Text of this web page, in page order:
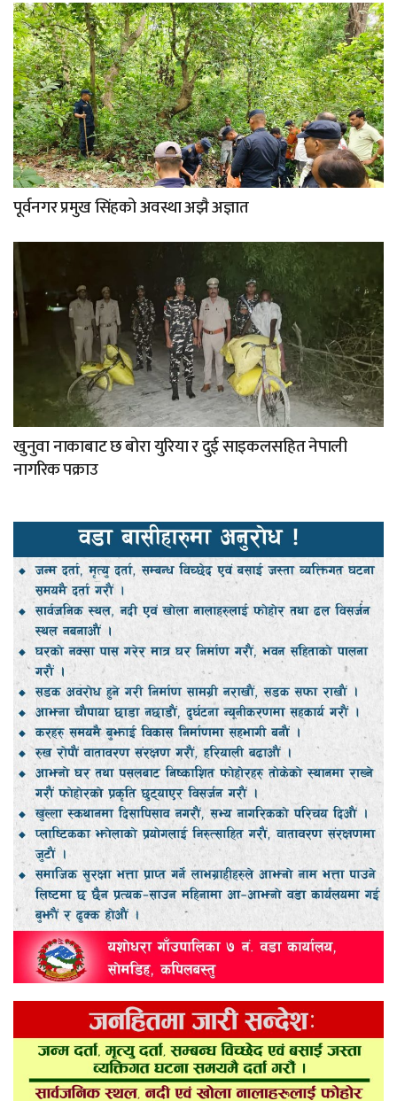
पूर्वनगर प्रमुख सिंहको अवस्था अझै अज्ञात
खुनुवा नाकाबाट छ बोरा युरिया र दुई साइकलसहित नेपाली
नागरिक पक्राउ